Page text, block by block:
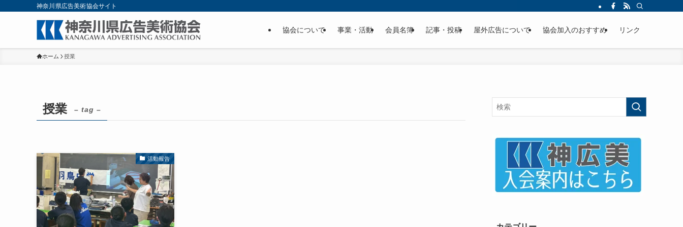
神奈川県広告美術協会サイト
協会について 事業・活動 会員名簿 記事・投稿 屋外広告について 協会加入のおすすめ リンク
ホーム 授業
授業 – tag –
活動報告